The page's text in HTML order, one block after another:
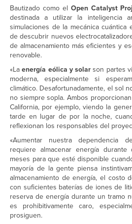
Bautizado como el Open Catalyst
destinada a utilizar la inteligencia
simulaciones de la mecánica
de descubrir nuevos
de almacenamiento más eficientes y
renovable.
«Laenergía eólica y solarson partes
moderna, especialmente si
climático. Desafortunadamente, el sol
no siempre sopla. Ambos
California, por ejemplo, viendo la
tarde en lugar de por la noche,
reflexionan los responsables del
«Aumentar nuestra dependencia
requiere almacenar energía
meses para que esté disponible
mayoría de la gente piensa
almacenamiento de energía, el costo
con suficientes baterías de iones de
reserva de energía durante un tramo
es prohibitivamente caro,
prosiguen.